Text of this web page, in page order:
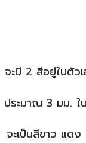
จะมี 2 สีอยู่ในตัว
ประมาณ 3 มม. ใ
จะเป็นสีขาว แดง